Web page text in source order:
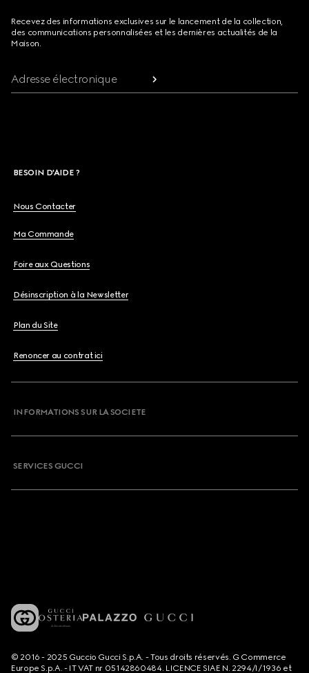
Recevez des informations exclusives sur le lancement de la collection,
des communications personnalisées et les dernières actualités de la
Maison.
Adresse électronique
BESOIN D'AIDE ?
Nous Contacter
Ma Commande
Foire aux Questions
Désinscription à la Newsletter
Plan du Site
Renoncer au contrat ici
INFORMATIONS SUR LA SOCIETE
SERVICES GUCCI
© 2016 - 2025 Guccio Gucci S.p.A. - Tous droits réservés. G Commerce
Europe S.p.A. - IT VAT nr 05142860484. LICENCE SIAE N. 2294/I/1936 et